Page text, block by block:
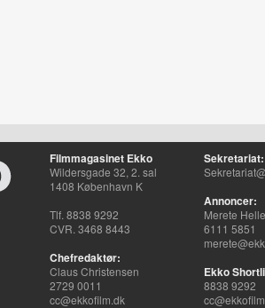
Filmmagasinet Ekko
Wildersgade 32, 2. sal
1408 København K
Tlf. 8838 9292
CVR. 3468 8443
Chefredaktør:
Claus Christensen
2729 0011
cc@ekkofilm.dk
Sekretariat:
Annoncer:
Merete
6111 5851
Ekko
8838 9292